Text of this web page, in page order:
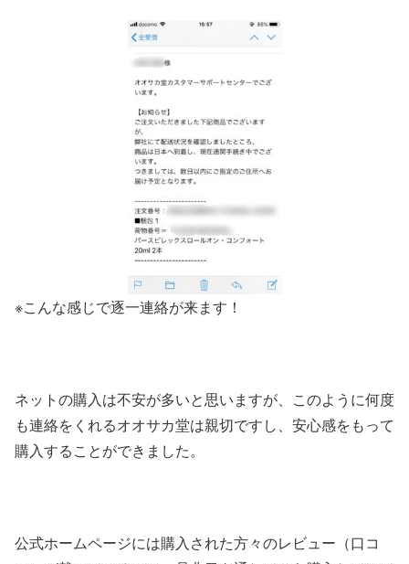
※こんな感じで逐一連絡が来ます！
ネットの購入は不安が多いと思いますが、このように何度
も連絡をくれるオオサカ堂は親切ですし、安心感をもって
購入することができました。
公式ホームページには購入された方々のレビュー（口コ